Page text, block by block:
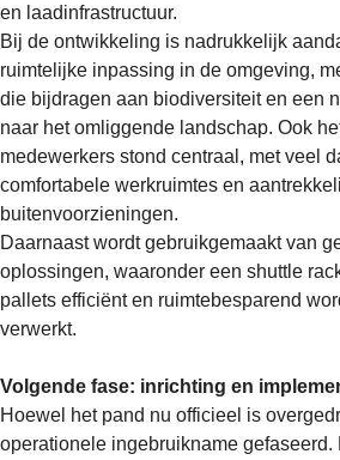
en laadinfrastructuur.
Bij de ontwikkeling is nadrukkelijk
ruimtelijke inpassing in de omgeving,
die bijdragen aan biodiversiteit en een
naar het omliggende landschap. Ook
medewerkers stond centraal, met veel
comfortabele werkruimtes en
buitenvoorzieningen.
Daarnaast wordt gebruikgemaakt van
oplossingen, waaronder een shuttle
pallets efficiënt en ruimtebesparend
verwerkt.
Volgende fase: inrichting en
Hoewel het pand nu officieel is
operationele ingebruikname gefaseerd.